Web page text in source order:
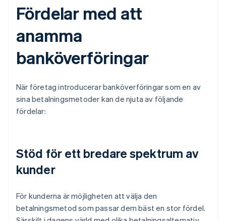
Fördelar med att
anamma
banköverföringar
När företag introducerar banköverföringar som en av
sina betalningsmetoder kan de njuta av följande
fördelar:
Stöd för ett bredare spektrum av
kunder
För kunderna är möjligheten att välja den
betalningsmetod som passar dem bäst en stor fördel.